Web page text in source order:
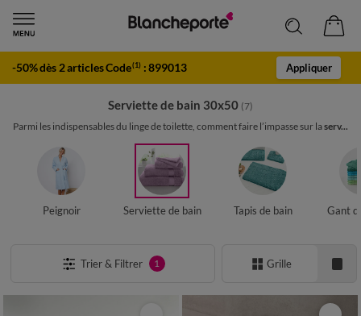
-50% dès 2 articles Code(1) :899013 Appliquer
Serviette de bain 30x50 (7)
Parmi les indispensables du linge de toilette, comment faire l’impasse sur laserv...
Peignoir Serviette de bain Tapis de bain Gant
Trier & Filtrer 1 Grille